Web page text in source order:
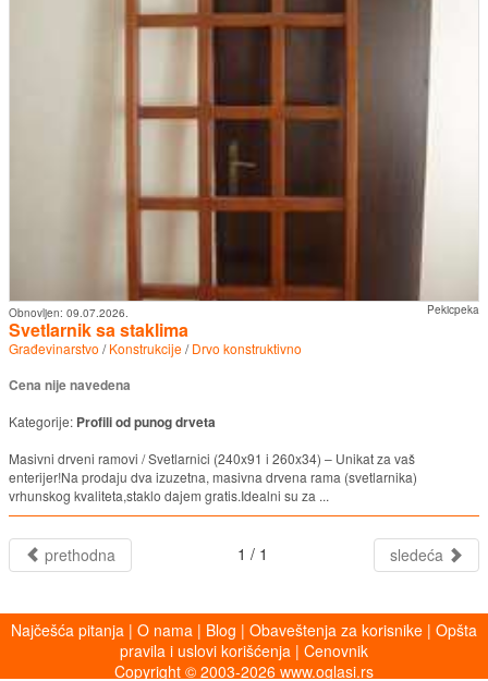
Pekicpeka
Obnovljen: 09.07.2026.
Svetlarnik sa staklima
Građevinarstvo /Konstrukcije/Drvo konstruktivno
Cena nije navedena
Kategorije: Profili od punog drveta
Masivni drveni ramovi / Svetlarnici (240x91 i 260x34) – Unikat za vaš
enterijer!Na prodaju dva izuzetna, masivna drvena rama (svetlarnika)
vrhunskog kvaliteta,staklo dajem gratis.Idealni su za ...
prethodna 1 / 1 sledeća
Najčešća pitanja | O nama | Blog | Obaveštenja za korisnike | Opšta
pravila i uslovi korišćenja | Cenovnik
Copyright © 2003-2026 www.oglasi.rs